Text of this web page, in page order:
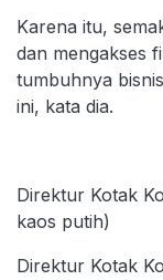
Karena itu,
dan mengakses
tumbuhnya
ini, kata dia.
Direktur Kotak
kaos putih)
Direktur Kotak